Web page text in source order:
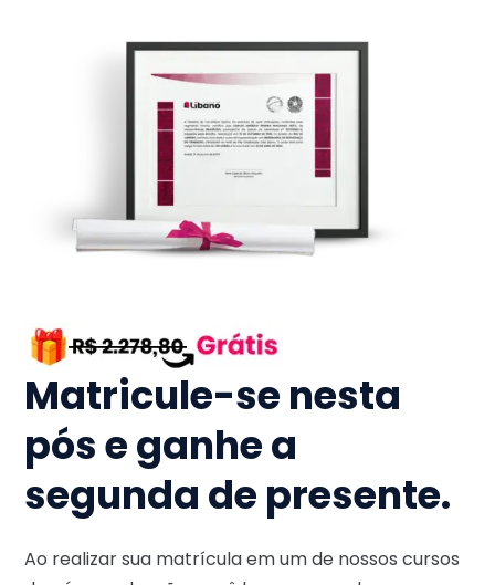
Matricule-se nesta
pós e ganhe a
segunda de presente.
Ao realizar sua matrícula em um de nossos cursos